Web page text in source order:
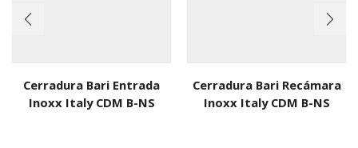
Cerradura Bari Entrada
Inoxx Italy CDM B-NS
Cerradura Bari Recámara
Inoxx Italy CDM B-NS